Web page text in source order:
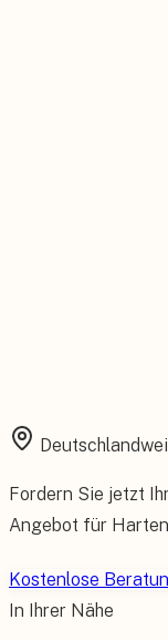
Fordern Sie jetzt
Angebot für
Kostenlose
In Ihrer Nähe